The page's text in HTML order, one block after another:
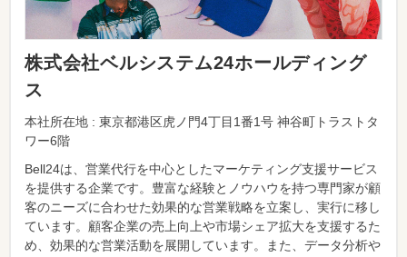
株式会社ベルシステム24ホールディング
ス
本社所在地 : 東京都港区虎ノ門4丁目1番1号 神谷町トラストタ
ワー6階
Bell24は、営業代行を中心としたマーケティング支援サービス
を提供する企業です。豊富な経験とノウハウを持つ専門家が顧
客のニーズに合わせた効果的な営業戦略を立案し、実行に移し
ています。顧客企業の売上向上や市場シェア拡大を支援するた
め、効果的な営業活動を展開しています。また、データ分析や